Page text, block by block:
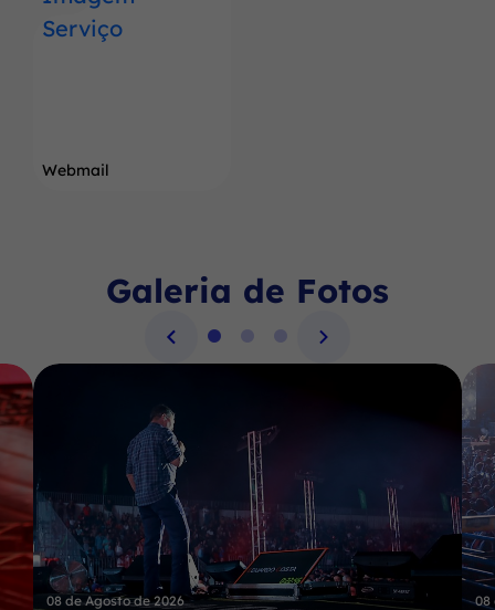
Webmail
Seção Galeria de Fotos
Galeria de Fotos
08 de Agosto de 2026 08